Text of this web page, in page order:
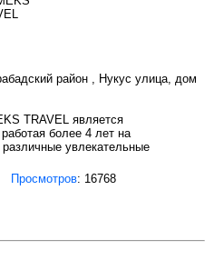
район , Нукус улица, дом
TRAVEL является
более 4 лет на
увлекательные
Просмотров: 16768